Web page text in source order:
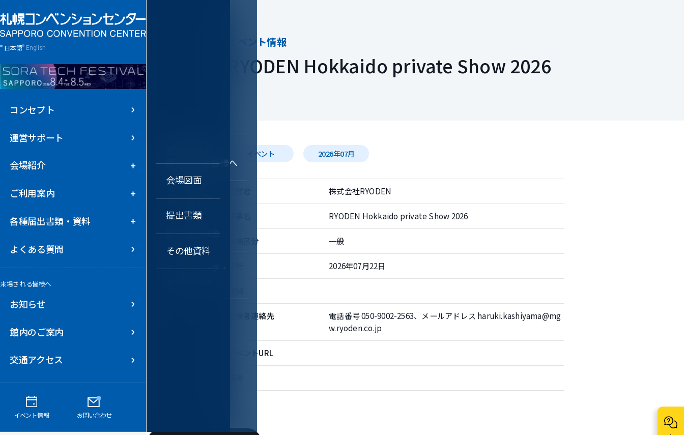
日本語 English
コンセプト
運営サポート
会場紹介
特別会議場
中ホール
小ホール
ご利用案内
運営会社の皆様へ
ご利用案内
施設利用料金
ケータリング・
各種届出書類・資料
会場図面
提出書類
その他資料
よくある質問
来場される皆様へ
お知らせ
館内のご案内
交通アクセス
イベント情報 お問い合わせ
RYODEN Hokkaido private Show 2026
イベント 2026年07月
株式会社RYODEN
催事名 RYODEN Hokkaido private Show 2026
来場区分 一般
2026年07月22日
主催者連絡先
電話番号 050-9002-2563、メールアドレス haruki.kashiyama@mg
w.ryoden.co.jp
イベントURL
お知らせ